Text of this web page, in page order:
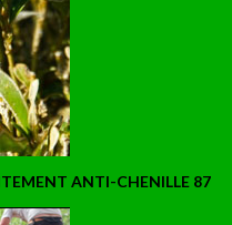
ANTI-CHENILLE 87